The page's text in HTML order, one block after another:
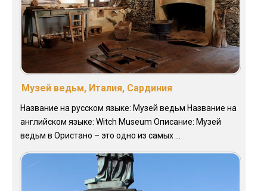
Музей ведьм, Италия, Сардиния
Название на русском языке: Музей ведьм Название на
английском языке: Witch Museum Описание: Музей
ведьм в Ористано – это одно из самых ...